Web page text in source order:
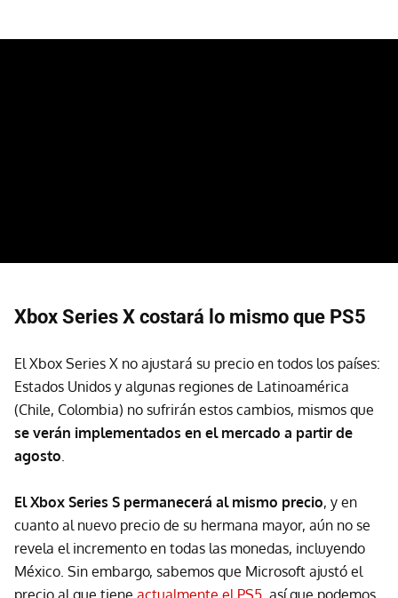
Xbox Series X costará lo mismo que PS5
El Xbox Series X no ajustará su precio en todos los países:
Estados Unidos y algunas regiones de Latinoamérica
(Chile, Colombia) no sufrirán estos cambios, mismos que
se verán implementados en el mercado a partir de
agosto
El Xbox Series S permanecerá al mismo precio, y en
cuanto al nuevo precio de su hermana mayor, aún no se
revela el incremento en todas las monedas, incluyendo
México. Sin embargo, sabemos que Microsoft ajustó el
precio al que tiene actualmente el PS5 , así que podemos